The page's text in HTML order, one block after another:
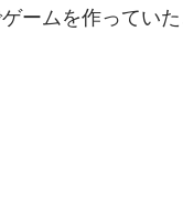
ームを作っていた